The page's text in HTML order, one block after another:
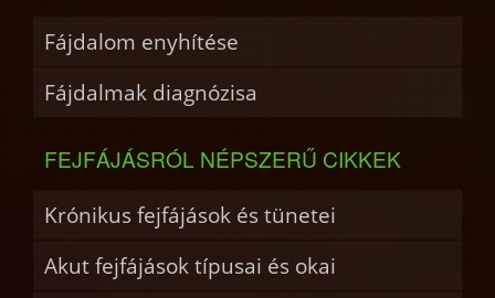
Fájdalom enyhítése
Fájdalmak diagnózisa
FEJFÁJÁSRÓL NÉPSZERŰ CIKKEK
Krónikus fejfájások és tünetei
Akut fejfájások típusai és okai